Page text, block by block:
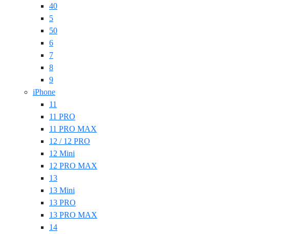
40
5
50
6
7
8
9
iPhone
11
11 PRO
11 PRO MAX
12 / 12 PRO
12 Mini
12 PRO MAX
13
13 Mini
13 PRO
13 PRO MAX
14